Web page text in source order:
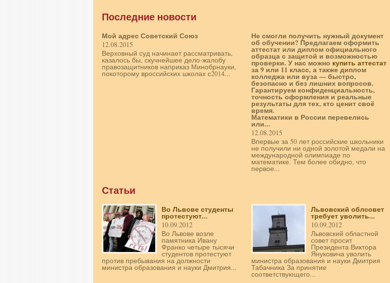
Последние новости
Мой адрес Советский Союз
12.08.2015
Верховный суд начинает рассматривать,
казалось бы, скучнейшее дело-жалобу
правозащитников наприказ Минобрнауки,
покоторому вроссийских школах с2014...
Не смогли получить нужный документ
об обучении? Предлагаем оформить
аттестат или диплом официального
образца с защитой и возможностью
проверки. У нас можно купить аттестат
за 9 или 11 класс, а также диплом
колледжа или вуза — быстро,
безопасно и без лишних вопросов.
Гарантируем конфиденциальность,
точность оформления и реальные
результаты для тех, кто ценит своё
время.
Математики в России перевелись
или...
12.08.2015
Впервые за 50 лет российские школьники
не получили ни одной золотой медали на
международной олимпиаде по
математике. Тем более обидно, что
первое...
Статьи
Во Львове студенты
протестуют...
10.09.2012
Во Львове возле
памятника Ивану
Франко четыре тысячи
студентов протестуют
против пребывания на должности
министра образования и науки Дмитрия...
Львовский облсовет
требует уволить...
10.09.2012
Львовский областной
совет просит
Президента Виктора
Януковича уволить
министра образования и науки Дмитрия
Табачника За принятие
соответствующего...